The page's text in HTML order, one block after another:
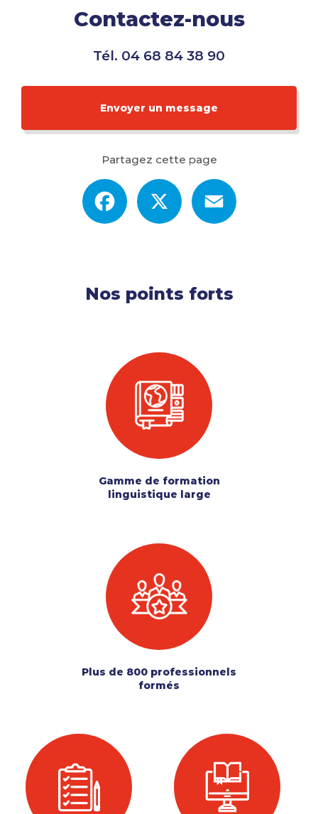
Contactez-nous
Tél. 04 68 84 38 90
Envoyer un message
Partagez cette page
Facebook
Nos points forts
Gamme de formation
linguistique large
Plus de 800 professionnels
formés